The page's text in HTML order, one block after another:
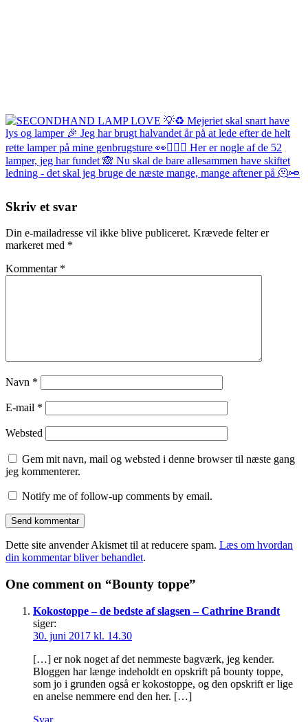
Skriv et svar
Din e-mailadresse vil ikke blive publiceret. Krævede felter er
markeret med *
Kommentar *
Navn *
E-mail *
Websted
Gem mit navn, mail og websted i denne browser til næste gang
jeg kommenterer.
Notify me of follow-up comments by email.
Dette site anvender Akismet til at reducere spam. Læs om hvordan
din kommentar bliver behandlet.
One comment on “Bounty toppe”
Kokostoppe – de bedste af slagsen – Cathrine Brandt
siger:
30. juni 2017 kl. 14.30
[…] er nok noget af det nemmeste bagværk, jeg kender.
Bloggen har længe indeholdt en opskrift på bounty toppe,
som jo i grunden også er kokostoppe, og den opskrift er lige
en anelse nemmere end den her. […]
Svar